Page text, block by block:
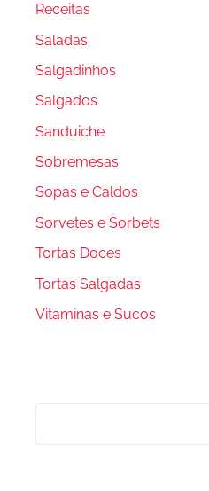
Receitas
Saladas
Salgadinhos
Salgados
Sanduiche
Sobremesas
Sopas e Caldos
Sorvetes e Sorbets
Tortas Doces
Tortas Salgadas
Vitaminas e Sucos